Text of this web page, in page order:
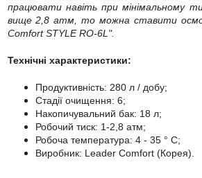
працювати навіть при мінімальному
вище 2,8 атм, то можна ставити
Comfort STYLE RO-6L".
Технічні характеристики:
Продуктивність: 280 л / добу;
Стадії очищення: 6;
Накопичувальний бак: 18 л;
Робочий тиск: 1-2,8 атм;
Робоча температура: 4 - 35 ° C;
Виробник: Leader Comfort (Корея).